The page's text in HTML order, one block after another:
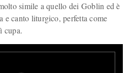
simile a quello dei Goblin ed è
e canto liturgico, perfetta come
cupa.